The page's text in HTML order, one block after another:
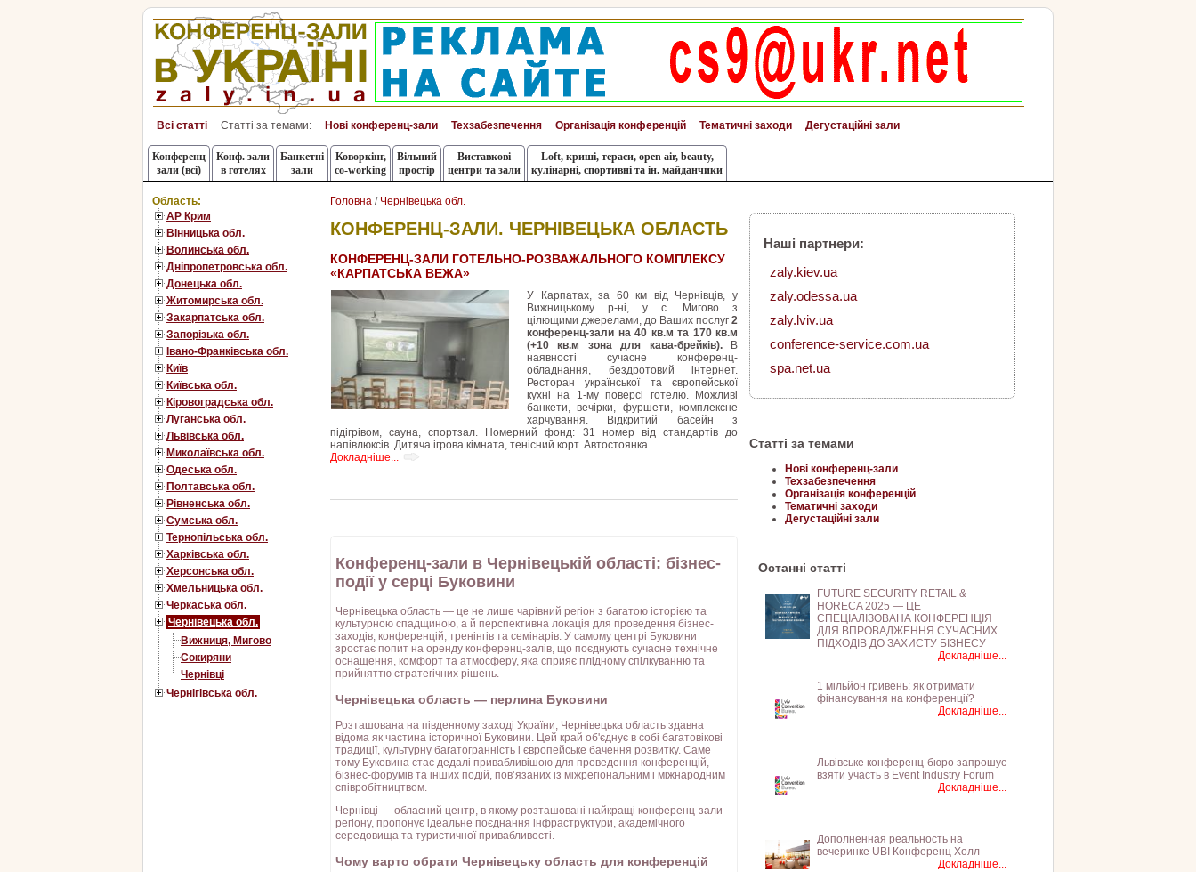
Всі статті Статті за темами: Нові конференц-зали Техзабезпечення Організація конференцій Тематичні заходи Дегустаційні зали
Конференц
зали (всі)
Конф. зали
в готелях
Банкетні
зали
Коворкінг,
co-working
Вільний
простір
Виставкові
центри та зали
Loft, криші, тераси, оpen air, beauty,
кулінарні, спортивні та ін. майданчики
Область:
АР Крим
Вінницька обл.
Волинська обл.
Дніпропетровська обл.
Донецька обл.
Житомирська обл.
Закарпатська обл.
Запорізька обл.
Івано-Франківська обл.
Київ
Київська обл.
Кіровоградська обл.
Луганська обл.
Львівська обл.
Миколаївська обл.
Одеська обл.
Полтавська обл.
Рівненська обл.
Сумська обл.
Тернопільська обл.
Харківська обл.
Херсонська обл.
Хмельницька обл.
Черкаська обл.
Чернівецька обл.
Вижниця, Мигово
Сокиряни
Чернівці
Чернігівська обл.
Головна / Чернівецька обл.
КОНФЕРЕНЦ-ЗАЛИ. ЧЕРНІВЕЦЬКА ОБЛАСТЬ
КОНФЕРЕНЦ-ЗАЛИ ГОТЕЛЬНО-РОЗВАЖАЛЬНОГО КОМПЛЕКСУ
«КАРПАТСЬКА ВЕЖА»
У Карпатах, за 60 км від Чернівців, у
Вижницькому р-ні, у с. Мигово з
цілющими джерелами, до Ваших послуг 2
конференц-зали на 40 кв.м та 170 кв.м
(+10 кв.м зона для кава-брейків).В
наявності сучасне конференц-
обладнання, бездротовий інтернет.
Ресторан української та європейської
кухні на 1-му поверсі готелю. Можливі
банкети, вечірки, фуршети, комплексне
харчування. Відкритий басейн з
підігрівом, сауна, спортзал. Номерний фонд: 31 номер від стандартів до
напівлюксів. Дитяча ігрова кімната, тенісний корт. Автостоянка.
Докладніше...
Конференц-зали в Чернівецькій області: бізнес-
події у серці Буковини
Чернівецька область — це не лише чарівний регіон з багатою історією та
культурною спадщиною, а й перспективна локація для проведення бізнес-
заходів, конференцій, тренінгів та семінарів. У самому центрі Буковини
зростає попит на оренду конференц-залів, що поєднують сучасне технічне
оснащення, комфорт та атмосферу, яка сприяє плідному спілкуванню та
прийняттю стратегічних рішень.
Чернівецька область — перлина Буковини
Розташована на південному заході України, Чернівецька область здавна
відома як частина історичної Буковини. Цей край об'єднує в собі багатовікові
традиції, культурну багатогранність і європейське бачення розвитку. Саме
тому Буковина стає дедалі привабливішою для проведення конференцій,
бізнес-форумів та інших подій, пов’язаних із міжрегіональним і міжнародним
співробітництвом.
Чернівці — обласний центр, в якому розташовані найкращі конференц-зали
регіону, пропонує ідеальне поєднання інфраструктури, академічного
середовища та туристичної привабливості.
Чому варто обрати Чернівецьку область для конференцій
Наші партнери:
zaly.kiev.ua
zaly.odessa.ua
zaly.lviv.ua
conference-service.com.ua
spa.net.ua
Статті за темами
Нові конференц-зали
Техзабезпечення
Організація конференцій
Тематичні заходи
Дегустаційні зали
Останні статті
FUTURE SECURITY RETAIL &
HORECA 2025 — ЦЕ
СПЕЦІАЛІЗОВАНА КОНФЕРЕНЦІЯ
ДЛЯ ВПРОВАДЖЕННЯ СУЧАСНИХ
ПІДХОДІВ ДО ЗАХИСТУ БІЗНЕСУ
Докладніше...
1 мільйон гривень: як отримати
фінансування на конференції?
Докладніше...
Львівське конференц-бюро запрошує
взяти участь в Event Industry Forum
Докладніше...
Дополненная реальность на
вечеринке UBI Конференц Холл
Докладніше...